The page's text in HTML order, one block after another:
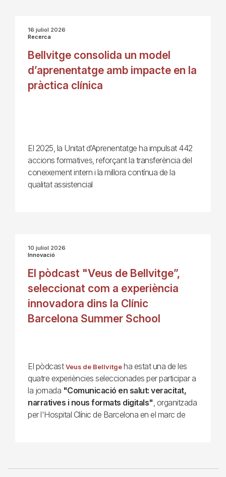
16 juliol 2026
Recerca
Bellvitge consolida un model
d’aprenentatge amb impacte en la
pràctica clínica
El 2025, la Unitat d’Aprenentatge ha impulsat 442
accions formatives, reforçant la transferència del
coneixement intern i la millora contínua de la
qualitat assistencial
10 juliol 2026
Innovació
El pòdcast "Veus de Bellvitge”,
seleccionat com a experiència
innovadora dins la Clínic
Barcelona Summer School
El pòdcast Veus de Bellvitgeha estat una de les
quatre experiències seleccionades per participar a
la jornada "Comunicació en salut: veracitat,
narratives i nous formats digitals" , organitzada
per l'Hospital Clínic de Barcelona en el marc de